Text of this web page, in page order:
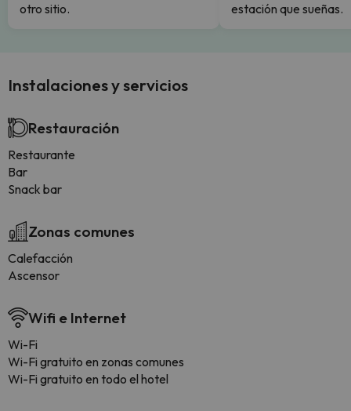
otro sitio.
estación que sueñas.
Instalaciones y servicios
Restauración
Restaurante
Bar
Snack bar
Zonas comunes
Calefacción
Ascensor
Wifi e Internet
Wi-Fi
Wi-Fi gratuito en zonas comunes
Wi-Fi gratuito en todo el hotel